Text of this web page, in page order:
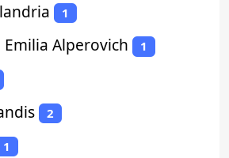
1
Alperovich 1
2
1